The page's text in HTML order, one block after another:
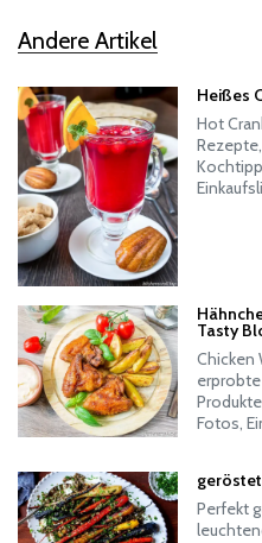
Andere Artikel
Heißes
Hot
Tasty
Chicken
Fotos,
Perfekt